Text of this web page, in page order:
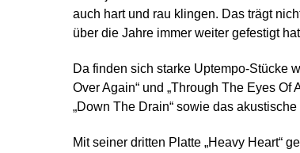
auch hart und rau klingen. Das trägt
über die Jahre immer weiter gefestigt
Da finden sich starke Uptempo-Stücke
Over Again“ und „Through The Eyes
„Down The Drain“ sowie das akustische
Mit seiner dritten Platte „Heavy Heart“